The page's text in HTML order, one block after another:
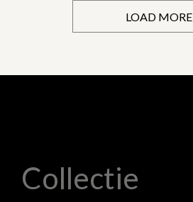
LOAD MORE
Collectie